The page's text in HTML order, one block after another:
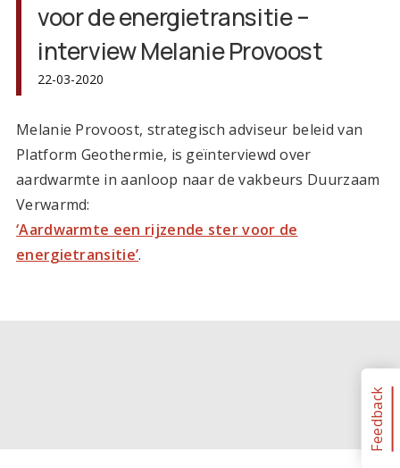
voor de energietransitie –
interview Melanie Provoost
22-03-2020
Melanie Provoost, strategisch adviseur beleid van
Platform Geothermie, is geïnterviewd over
aardwarmte in aanloop naar de vakbeurs Duurzaam
Verwarmd:
‘Aardwarmte een rijzende ster voor de
energietransitie’.
Feedback